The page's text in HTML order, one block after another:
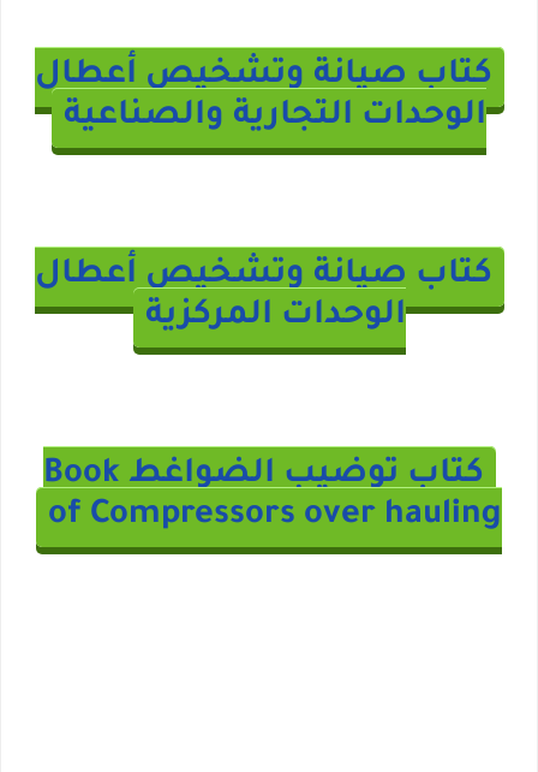
كتاب صيانة وتشخيص أعطال
الوحدات التجارية والصناعية
كتاب صيانة وتشخيص أعطال
الوحدات المركزية
كتاب توضيب الضواغط Book
of Compressors over hauling